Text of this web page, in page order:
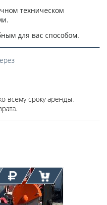
техническом
для вас способом.
всему сроку аренды.